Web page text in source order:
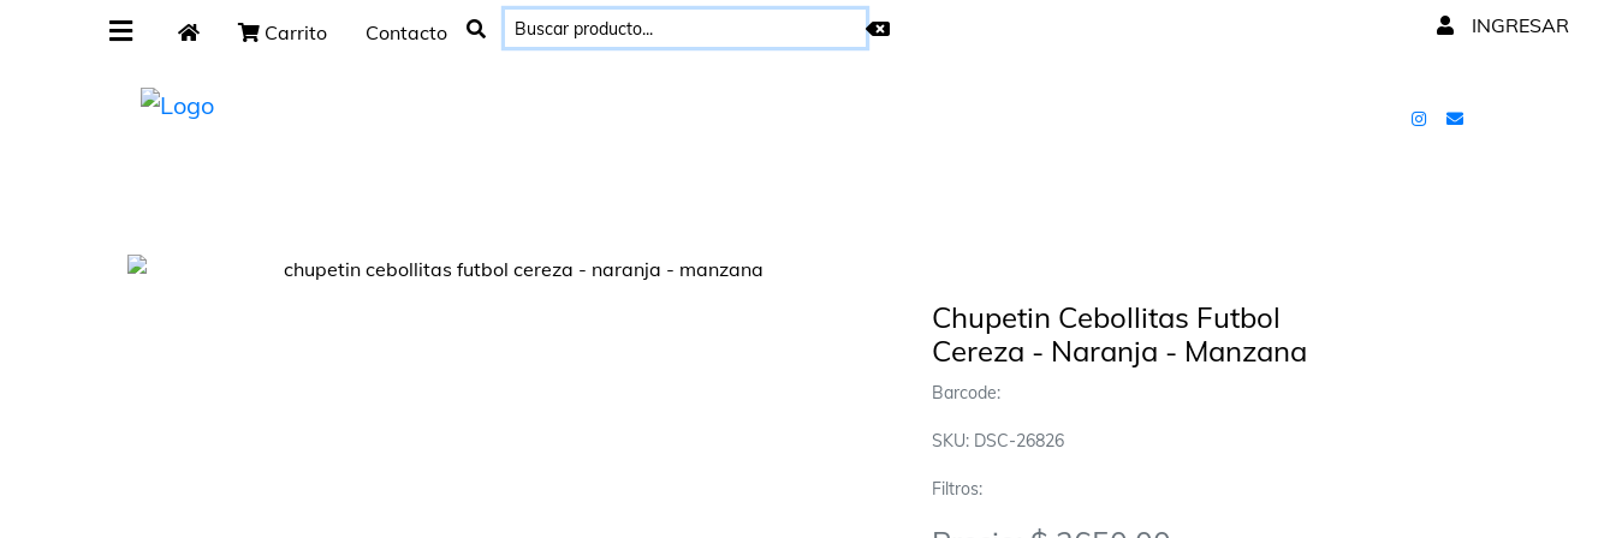
Carrito Contacto INGRESAR
Chupetin Cebollitas Futbol
Cereza - Naranja - Manzana
Barcode:
SKU: DSC-26826
Filtros: